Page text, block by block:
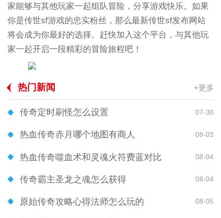
家能够与其他玩家一起组队冒险，分享游戏快乐。如果
你是传世sf游戏的忠实粉丝，那么最新传世sf发布网站
将会成为你最好的选择。赶快加入这个平台，与其他玩
家一起开启一段精彩的冒险旅程吧！
热门新闻 +更多
传奇定时刷怪怎么设置 07-30
热血传奇赤月哪个地图有商人 08-03
热血传奇噬血术和灵魂火符费蓝对比 08-04
传奇霸主圣龙之魂怎么获得 08-04
原始传奇攻略心得法师怎么玩的 08-05